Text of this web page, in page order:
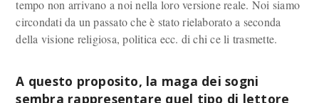
tempo non arrivano a noi nella loro versione reale. Noi siamo
circondati da un passato che è stato rielaborato a seconda
della visione religiosa, politica ecc. di chi ce li trasmette.
A questo proposito, la maga dei sogni
sembra rappresentare quel tipo di lettore